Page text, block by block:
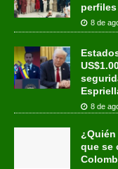
perfiles
8 de
8 de
que se